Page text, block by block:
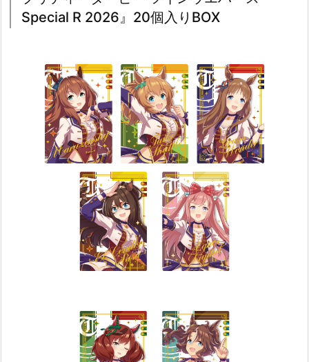
Special R 2026』20個入りBOX